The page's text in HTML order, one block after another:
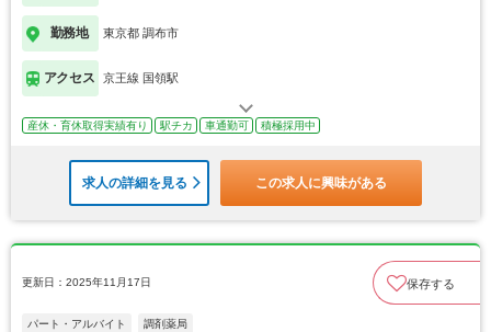
勤務地 東京都 調布市
アクセス 京王線 国領駅
産休・育休取得実績有り 駅チカ 車通勤可 積極採用中
求人の詳細を見る この求人に興味がある
更新日：2025年11月17日 保存する
パート・アルバイト 調剤薬局